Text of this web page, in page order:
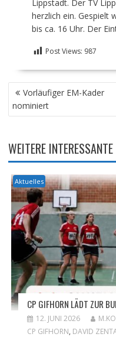
Lippstadt. Der TV
herzlich ein. Gespielt
bis ca. 16 Uhr. Der
Post Views: 987
BEITRAGSNAVIGATION
Vorläufiger EM-Kader
nominiert
WEITERE
Aktuelles
CP GIFHORN LÄDT ZUR
12. JUNI 2026
CP GIFHORN, DAVID